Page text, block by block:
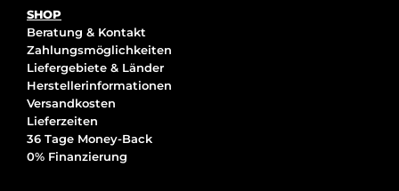
SHOP
Beratung & Kontakt
Zahlungsmöglichkeiten
Liefergebiete & Länder
Herstellerinformationen
Versandkosten
Lieferzeiten
36 Tage Money-Back
0% Finanzierung